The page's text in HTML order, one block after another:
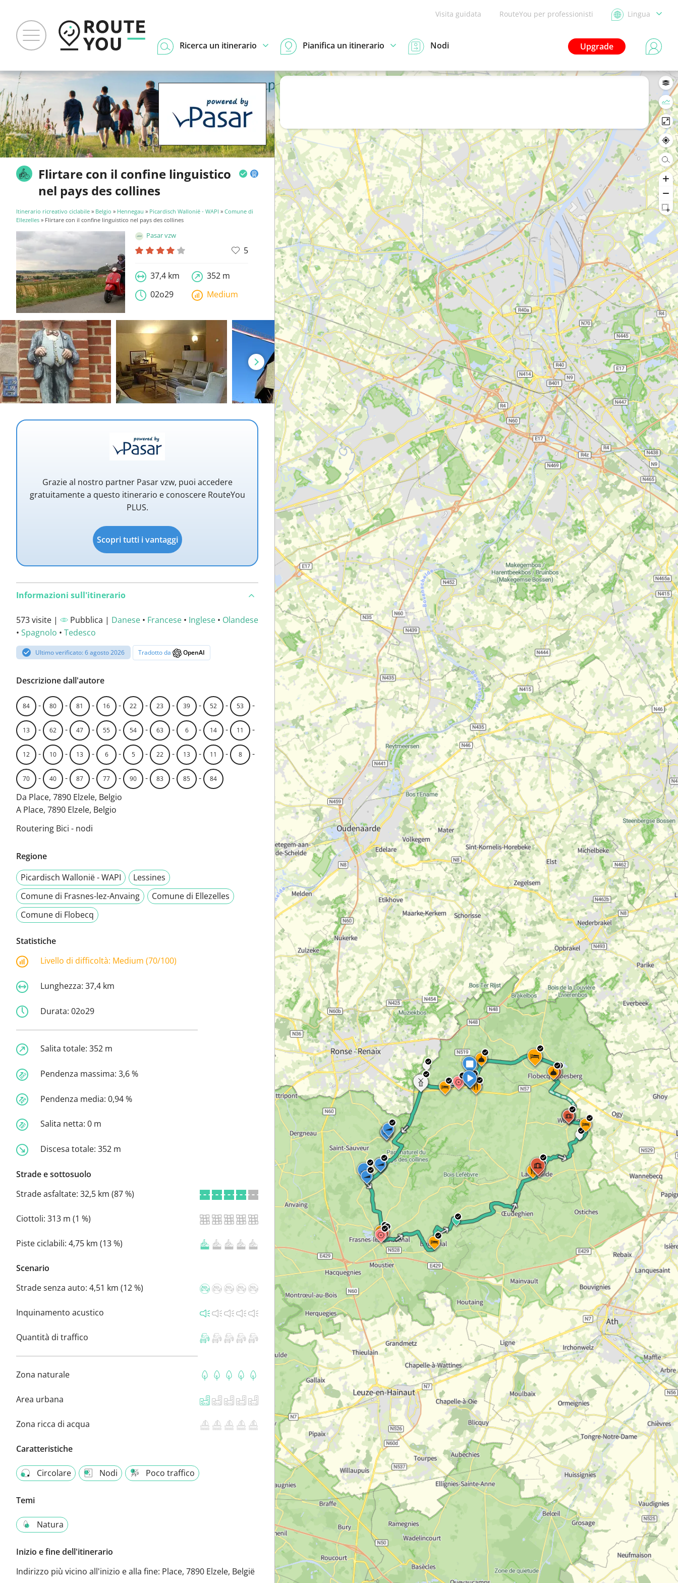
Visita guidata RouteYou per professionisti Lingua
Upgrade
Ricerca un itinerario Pianifica un itinerario Nodi
Flirtare con il confine linguistico
nel pays des collines
Itinerario ricreativo ciclabile » Belgio » Hennegau » Picardisch Wallonië - WAPI » Comune di
Ellezelles » Flirtare con il confine linguistico nel pays des collines
Pasar vzw
5
37,4 km
352 m
02o29
Medium
Grazie al nostro partner Pasar vzw, puoi accedere
gratuitamente a questo itinerario e conoscere RouteYou
PLUS.
Scopri tutti i vantaggi
Informazioni sull'itinerario
573 visite | Pubblica | Danese • Francese • Inglese • Olandese
• Spagnolo • Tedesco
Ultimo verificato: 6 agosto 2026 Tradotto da OpenAI
Descrizione dall'autore
84 - 80 - 81 - 16 - 22 - 23 - 39 - 52 - 53 -
13 - 62 - 47 - 55 - 54 - 63 - 6 - 14 - 11 -
12 - 10 - 13 - 6 - 5 - 22 - 13 - 11 - 8 -
70 - 40 - 87 - 77 - 90 - 83 - 85 - 84
Da Place, 7890 Elzele, Belgio
A Place, 7890 Elzele, Belgio
Routering Bici - nodi
Regione
Picardisch Wallonië - WAPI
Lessines
Comune di Frasnes-lez-Anvaing
Comune di Ellezelles
Comune di Flobecq
Statistiche
Livello di difficoltà: Medium (70/100)
Lunghezza: 37,4 km
Durata: 02o29
Salita totale: 352 m
Pendenza massima: 3,6 %
Pendenza media: 0,94 %
Salita netta: 0 m
Discesa totale: 352 m
Strade e sottosuolo
Strade asfaltate: 32,5 km (87 %)
Ciottoli: 313 m (1 %)
Piste ciclabili: 4,75 km (13 %)
Scenario
Strade senza auto: 4,51 km (12 %)
Inquinamento acustico
Quantità di traffico
Zona naturale
Area urbana
Zona ricca di acqua
Caratteristiche
Circolare Nodi Poco traffico
Temi
Natura
Inizio e fine dell'itinerario
Indirizzo più vicino all'inizio e alla fine: Place, 7890 Elzele, België